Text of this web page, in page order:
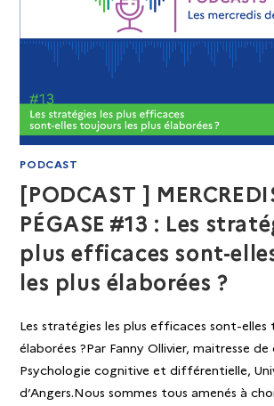
PODCAST
[PODCAST ]
PÉGASE #13 : Les
plus efficaces sont-
les plus élaborées ?
Les stratégies les plus efficaces sont-elles
élaborées ?Par Fanny Ollivier, maitresse
Psychologie cognitive et différentielle,
d’Angers.Nous sommes tous amenés à